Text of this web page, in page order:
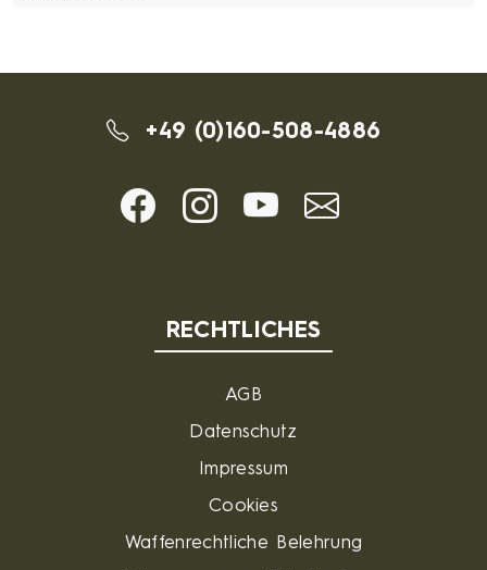
+49 (0)160-508-4886
RECHTLICHES
AGB
Datenschutz
Impressum
Cookies
Waffenrechtliche Belehrung